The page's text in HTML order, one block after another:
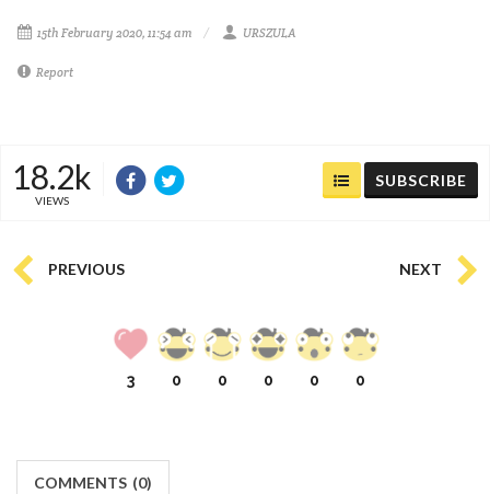
15th February 2020, 11:54 am URSZULA
Report
18.2k
VIEWS
SUBSCRIBE
PREVIOUS NEXT
3 0 0 0 0 0
COMMENTS (0)